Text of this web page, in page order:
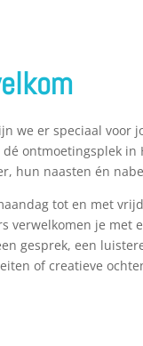
we er speciaal voor
ontmoetingsplek in
hun naasten én
tot en met
verwelkomen je met
gesprek, een
of creatieve